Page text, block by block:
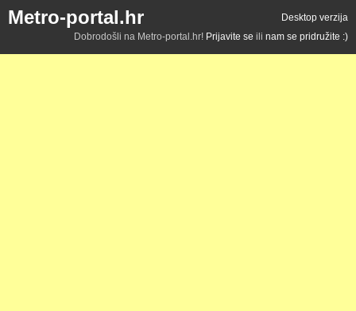
Metro-portal.hr
Desktop verzija
Dobrodošli na Metro-portal.hr! Prijavite se ili nam se pridružite :)